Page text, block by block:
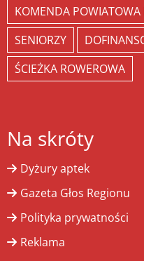
KOMENDA POWIATOWA
SENIORZY
ŚCIEŻKA ROWEROWA
Na skróty
Dyżury aptek
Gazeta Głos Regionu
Polityka prywatności
Reklama